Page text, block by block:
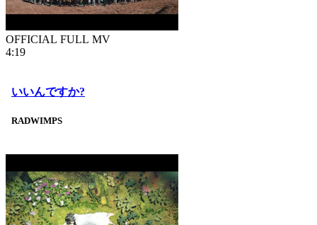
OFFICIAL FULL MV
4:19
いいんですか?
RADWIMPS